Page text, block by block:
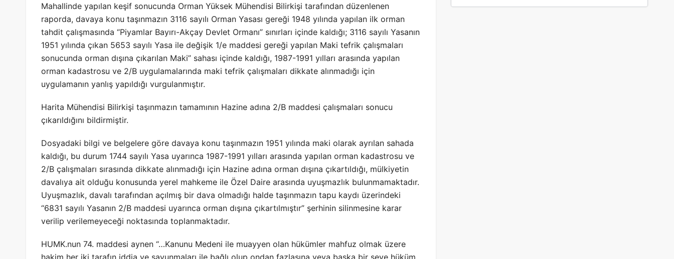
Mahallinde yapılan keşif sonucunda Orman Yüksek Mühendisi Bilirkişi tarafından düzenlenen
raporda, davaya konu taşınmazın 3116 sayılı Orman Yasası gereği 1948 yılında yapılan ilk orman
tahdit çalışmasında “Piyamlar Bayırı-Akçay Devlet Ormanı” sınırları içinde kaldığı; 3116 sayılı Yasanın
1951 yılında çıkan 5653 sayılı Yasa ile değişik 1/e maddesi gereği yapılan Maki tefrik çalışmaları
sonucunda orman dışına çıkarılan Maki” sahası içinde kaldığı, 1987-1991 yılları arasında yapılan
orman kadastrosu ve 2/B uygulamalarında maki tefrik çalışmaları dikkate alınmadığı için
uygulamanın yanlış yapıldığı vurgulanmıştır.
Harita Mühendisi Bilirkişi taşınmazın tamamının Hazine adına 2/B maddesi çalışmaları sonucu
çıkarıldığını bildirmiştir.
Dosyadaki bilgi ve belgelere göre davaya konu taşınmazın 1951 yılında maki olarak ayrılan sahada
kaldığı, bu durum 1744 sayılı Yasa uyarınca 1987-1991 yılları arasında yapılan orman kadastrosu ve
2/B çalışmaları sırasında dikkate alınmadığı için Hazine adına orman dışına çıkartıldığı, mülkiyetin
davalıya ait olduğu konusunda yerel mahkeme ile Özel Daire arasında uyuşmazlık bulunmamaktadır.
Uyuşmazlık, davalı tarafından açılmış bir dava olmadığı halde taşınmazın tapu kaydı üzerindeki
“6831 sayılı Yasanın 2/B maddesi uyarınca orman dışına çıkartılmıştır” şerhinin silinmesine karar
verilip verilemeyeceği noktasında toplanmaktadır.
HUMK.nun 74. maddesi aynen “…Kanunu Medeni ile muayyen olan hükümler mahfuz olmak üzere
hakim her iki tarafın iddia ve savunmaları ile bağlı olup ondan fazlasına veya başka bir şeye hüküm